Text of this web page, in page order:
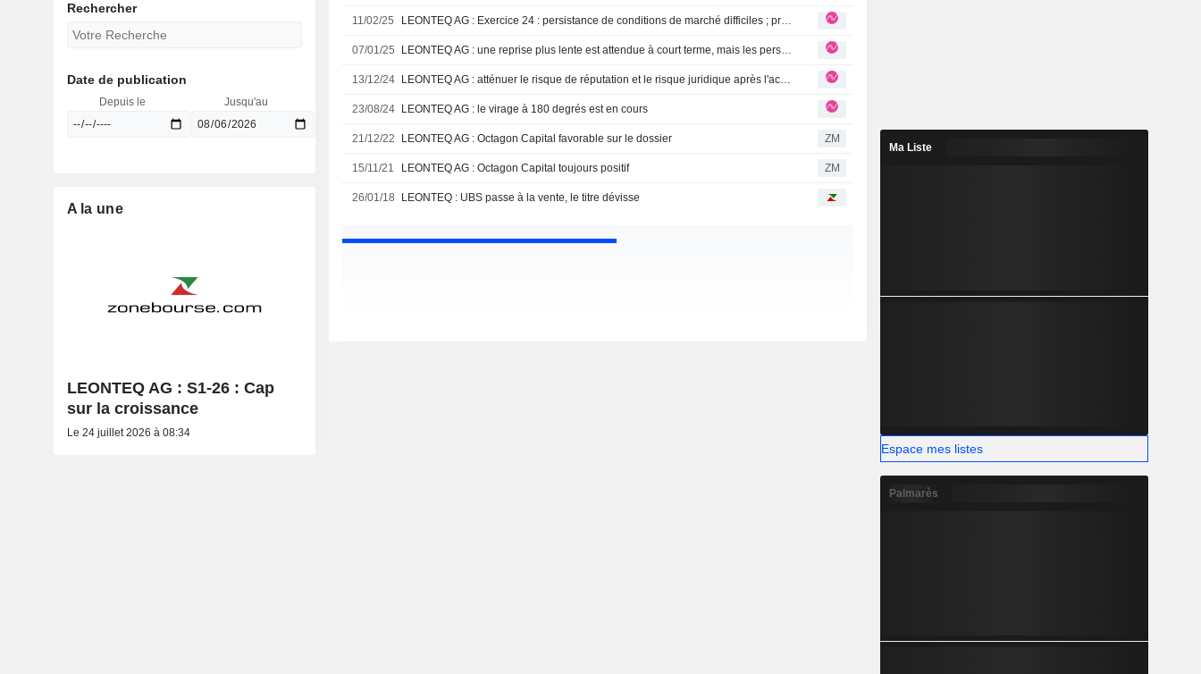
11/02/25 LEONTEQ AG : Exercice 24 : persistance de conditions de marché difficiles ; prévisions prudentes pour 2025
07/01/25 LEONTEQ AG : une reprise plus lente est attendue à court terme, mais les perspectives de croissance à long terme restent intactes
13/12/24 LEONTEQ AG : atténuer le risque de réputation et le risque juridique après l'achèvement de la procédure de la FINMA
23/08/24 LEONTEQ AG : le virage à 180 degrés est en cours
21/12/22 LEONTEQ AG : Octagon Capital favorable sur le dossier ZM
15/11/21 LEONTEQ AG : Octagon Capital toujours positif ZM
26/01/18 LEONTEQ : UBS passe à la vente, le titre dévisse
Rechercher
Date de publication
Depuis le Jusqu'au
A la une
LEONTEQ AG : S1-26 : Cap
sur la croissance
Le 24 juillet 2026 à 08:34
Ma Liste
Espace mes listes
Palmarès